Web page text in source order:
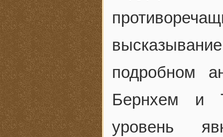
подробном
Бернхем и
уровень